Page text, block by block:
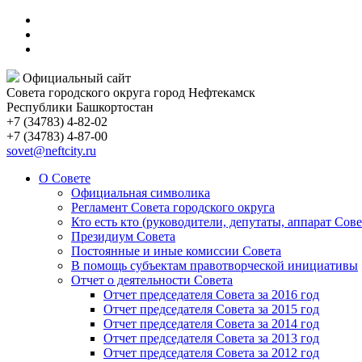
Официальный сайт
Совета городского округа город Нефтекамск
Республики Башкортостан
+7 (34783) 4-82-02
+7 (34783) 4-87-00
sovet@neftcity.ru
О Совете
Официальная символика
Регламент Совета городского округа
Кто есть кто (руководители, депутаты, аппарат
Президиум Совета
Постоянные и иные комиссии Совета
В помощь субъектам правотворческой инициативы
Отчет о деятельности Совета
Отчет председателя Совета за 2016 год
Отчет председателя Совета за 2015 год
Отчет председателя Совета за 2014 год
Отчет председателя Совета за 2013 год
Отчет председателя Совета за 2012 год